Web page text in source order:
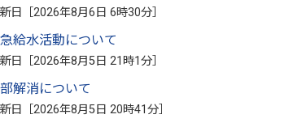
日［2026年8月6日 6時30分
給水活動について
日［2026年8月5日 21時1分
解消について
日［2026年8月5日 20時41分
（PDF：731.3キロバイト）
集 八代の秋、満喫.pdf
（PDF：6.39メガバイト）